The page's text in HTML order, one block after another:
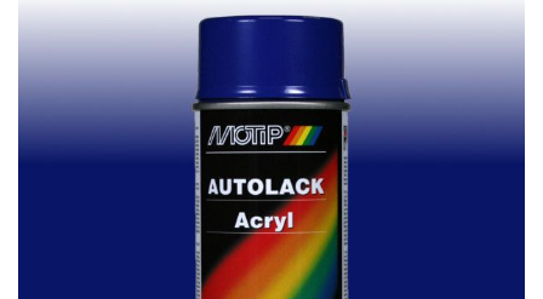
het
de